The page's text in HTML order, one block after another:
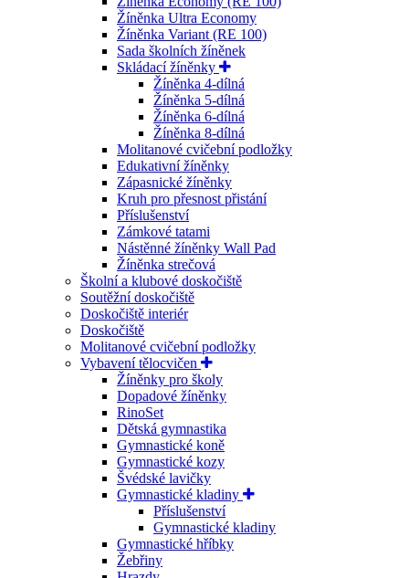
Žíněnka Ultra Economy
Žíněnka Variant (RE 100)
Sada školních žíněnek
Skládací žíněnky
Žíněnka 4-dílná
Žíněnka 5-dílná
Žíněnka 6-dílná
Žíněnka 8-dílná
Molitanové cvičební podložky
Edukativní žíněnky
Zápasnické žíněnky
Kruh pro přesnost přistání
Příslušenství
Zámkové tatami
Nástěnné žíněnky Wall Pad
Žíněnka strečová
Školní a klubové doskočiště
Soutěžní doskočiště
Doskočiště interiér
Doskočiště
Molitanové cvičební podložky
Vybavení tělocvičen
Žíněnky pro školy
Dopadové žíněnky
RinoSet
Dětská gymnastika
Gymnastické koně
Gymnastické kozy
Švédské lavičky
Gymnastické kladiny
Příslušenství
Gymnastické kladiny
Gymnastické hříbky
Žebřiny